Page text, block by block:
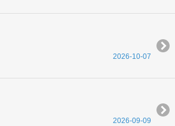
2026-10-07
2026-09-09